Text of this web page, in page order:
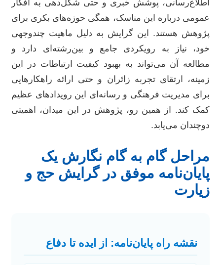
اطلاع‌رسانی، پوشش خبری و حتی شکل‌دهی به افکار
عمومی درباره این مناسک، همگی حوزه‌های بکری برای
پژوهش هستند. این گرایش به دلیل ماهیت چندوجهی
خود، نیاز به رویکردی جامع و بین‌رشته‌ای دارد و
مطالعه آن می‌تواند به بهبود کیفیت ارتباطات در این
زمینه، ارتقای تجربه زائران و حتی ارائه راهکارهایی
برای مدیریت فرهنگی و رسانه‌ای این رویدادهای عظیم
کمک کند. از همین رو، پژوهش در این میدان، اهمیتی
دوچندان می‌یابد.
مراحل گام به گام نگارش یک
پایان‌نامه موفق در گرایش حج و
زیارت
نقشه راه پایان‌نامه: از ایده تا دفاع